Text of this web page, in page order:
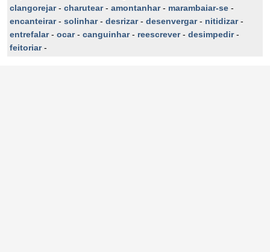
clangorejar- charutear- amontanhar- marambaiar-se -
encanteirar- solinhar- desrizar- desenvergar- nitidizar-
entrefalar- ocar- canguinhar- reescrever- desimpedir-
feitoriar-